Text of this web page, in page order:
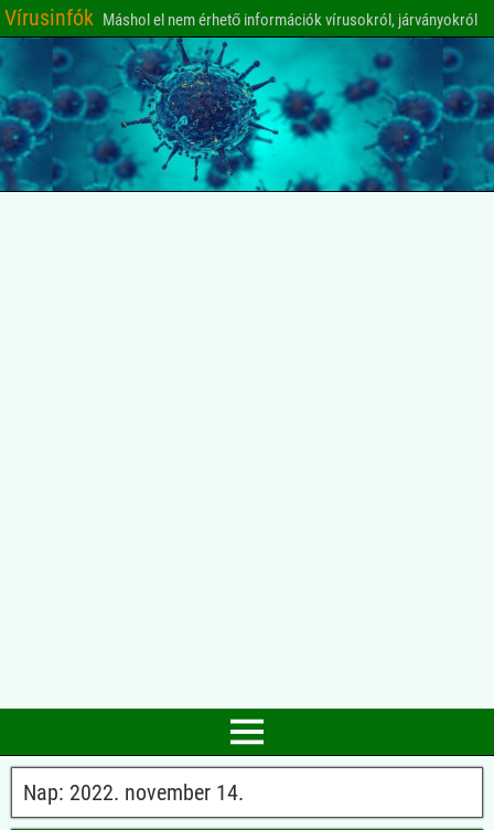
Vírusinfók Máshol el nem érhető információk vírusokról, járványokról
Nap: 2022. november 14.